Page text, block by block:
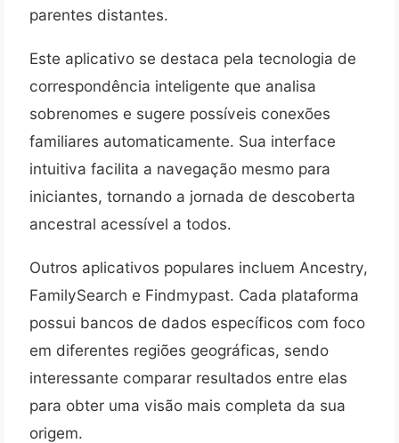
parentes distantes.
Este aplicativo se destaca pela tecnologia de
correspondência inteligente que analisa
sobrenomes e sugere possíveis conexões
familiares automaticamente. Sua interface
intuitiva facilita a navegação mesmo para
iniciantes, tornando a jornada de descoberta
ancestral acessível a todos.
Outros aplicativos populares incluem Ancestry,
FamilySearch e Findmypast. Cada plataforma
possui bancos de dados específicos com foco
em diferentes regiões geográficas, sendo
interessante comparar resultados entre elas
para obter uma visão mais completa da sua
origem.